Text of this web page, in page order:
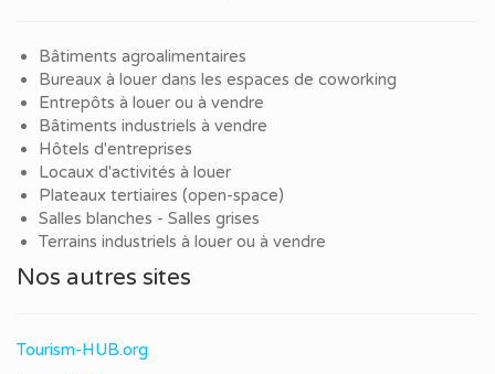
Bâtiments agroalimentaires
Bureaux à louer dans les espaces de coworking
Entrepôts à louer ou à vendre
Bâtiments industriels à vendre
Hôtels d'entreprises
Locaux d'activités à louer
Plateaux tertiaires (open-space)
Salles blanches - Salles grises
Terrains industriels à louer ou à vendre
Nos autres sites
Tourism-HUB.org